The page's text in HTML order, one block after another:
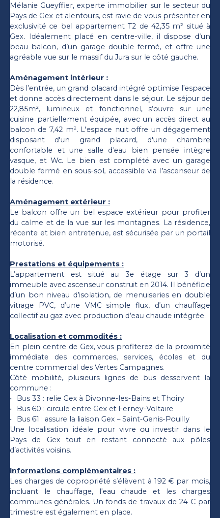
Mélanie Gueyffier, experte immobilier sur le secteur du
Pays de Gex et alentours, est ravie de vous présenter en
exclusivité ce bel appartement T2 de 42,35 m² situé à
Gex. Idéalement placé en centre-ville, il dispose d’un
beau balcon, d’un garage double fermé, et offre une
agréable vue sur le massif du Jura sur le côté gauche.
Aménagement intérieur :
Dès l’entrée, un grand placard intégré optimise l’espace
et donne accès directement dans le séjour. Le séjour de
22,85m², lumineux et fonctionnel, s’ouvre sur une
cuisine partiellement équipée, avec un accès direct au
balcon de 7,42 m². L'espace nuit offre un dégagement
disposant d'un grand placard, d'une chambre
confortable et une salle d'eau bien pensée intègre
vasque, et Wc. Le bien est complété avec un garage
double fermé en sous-sol, accessible via l’ascenseur de
la résidence.
Aménagement extérieur :
Le balcon offre un bel espace extérieur pour profiter
du calme et de la vue sur les montagnes. La résidence,
récente et bien entretenue, est sécurisée par un portail
motorisé.
Prestations et équipements :
L’appartement est situé au 3e étage sur 3 d’un
immeuble avec ascenseur construit en 2014. Il bénéficie
d’un bon niveau d’isolation, de menuiseries en double
vitrage PVC, d’une VMC simple flux, d’un chauffage
collectif au gaz avec production d’eau chaude intégrée.
Localisation et commodités :
En plein centre de Gex, vous profiterez de la proximité
immédiate des commerces, services, écoles et du
centre commercial des Vertes Campagnes.
Côté mobilité, plusieurs lignes de bus desservent la
commune :
Bus 33 : relie Gex à Divonne-les-Bains et Thoiry
Bus 60 : circule entre Gex et Ferney-Voltaire
Bus 61 : assure la liaison Gex – Saint-Genis-Pouilly
Une localisation idéale pour vivre ou investir dans le
Pays de Gex tout en restant connecté aux pôles
d’activités voisins.
Informations complémentaires :
Les charges de copropriété s’élèvent à 192 € par mois,
incluant le chauffage, l’eau chaude et les charges
communes générales. Un fonds de travaux de 24 € par
trimestre est également en place.